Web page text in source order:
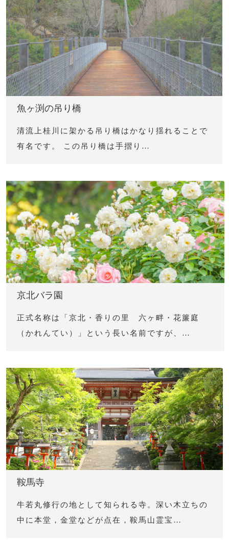
魚ヶ渕の吊り橋
清流上桂川に架かる吊り橋はかなり揺れることで
有名です。 この吊り橋は手摺り…
京北バラ園
正式名称は「京北・香りの里 六ヶ畔・花簾庭
（かれんてい）」という長い名前ですが、…
鞍馬寺
牛若丸修行の地として知られる寺。深い木立ちの
中に本堂，金堂などが点在，鞍馬山霊宝…